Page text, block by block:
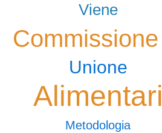
Viene
Commissione
Unione
Alimentari
Metodologia